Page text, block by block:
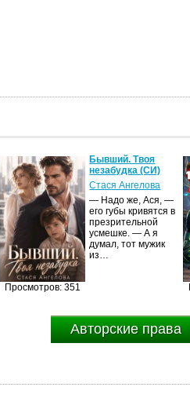
Просмотров: 351
Бывший. Твоя
незабудка (СИ)
Стася Ангелова
— Надо же, Ася, —
его губы кривятся в
презрительной
усмешке. — А я
думал, тот мужик
из…
Авторские права